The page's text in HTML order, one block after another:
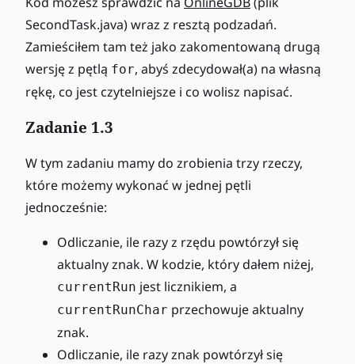
SecondTask.java) wraz z resztą podzadań.
Zamieściłem tam też jako zakomentowaną drugą
wersję z pętlą for, abyś zdecydował(a) na własną
rękę, co jest czytelniejsze i co wolisz napisać.
Zadanie 1.3
W tym zadaniu mamy do zrobienia trzy rzeczy,
które możemy wykonać w jednej pętli
jednocześnie:
Odliczanie, ile razy z rzędu powtórzył się
aktualny znak. W kodzie, który dałem niżej,
currentRun jest licznikiem, a
currentRunChar przechowuje aktualny
znak.
Odliczanie, ile razy znak powtórzył się